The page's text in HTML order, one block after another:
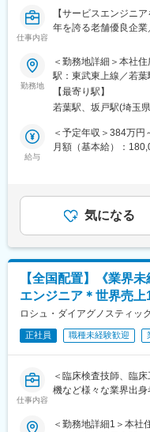
なりましたが、当社
の承認を取得し、現
制を整えております。
【業務内容】
■最新の学術情報の伝
核医学における最新
えられた最大のミッシ
■講演会の開催：
■その他：
診断補助として使用
明・導入・解説等も
【訪問先】
核医学診断設備を有す
ます。放射線科、脳
※医師のアポイントを
す。
約1か月ほど製剤など
同行していただくこ
変更の範囲：会社の
仕事内容
【サービスエンジニ
年を誇る老舗優良企
【はじめに】
今回は増員を目的に
ただくのは、再生医
テナンスがメインです
【働き方】
■働き方：
年間休日126日・土
ており、ワークライ
休日を取得いただきま
【業務内容】
■機器メンテナンス業
■設置据え付け修理・
■見積書作成
■巡回訪問
また、下記のような
■機器に関わる案内・
■機器に関する問い合
勤務地
＜勤務地詳細＞本社
駅：東武東上線／若
囲：会社の定める事業
【最寄り駅】
若葉駅、坂戸駅(埼玉
給与
＜予定年収＞384万円
月額（基本給）：
て上下する可能性が
です。 気になる
【全国配置】《業界
エンジニア＊世界売
ロシュ・ダイアグノスティッ
正社員 職種未経験歓迎
仕事内容
＜臨床検査技師、臨
機など様々な業界出
業20時間/夜間呼び出
＜勤務地詳細1＞本社